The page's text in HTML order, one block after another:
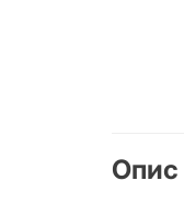
Опис